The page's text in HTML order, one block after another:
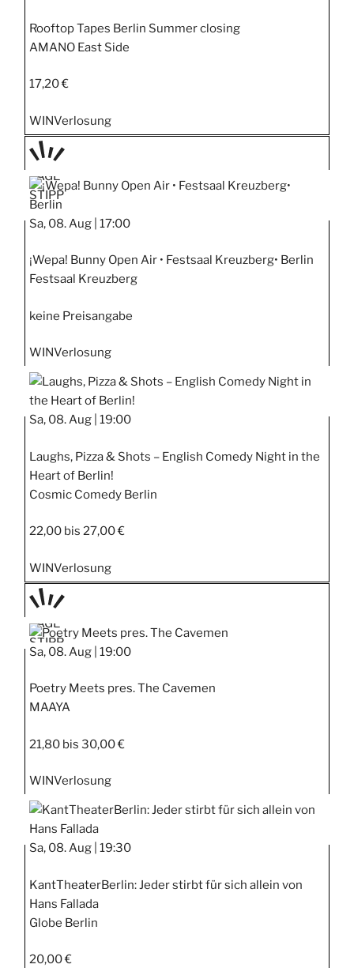
Rooftop Tapes Berlin Summer closing
AMANO East Side
17,20 €
WINVerlosung
TAGE
STIPP
Sa, 08. Aug | 17:00
¡Wepa! Bunny Open Air • Festsaal Kreuzberg• Berlin
Festsaal Kreuzberg
keine Preisangabe
WINVerlosung
Sa, 08. Aug | 19:00
Laughs, Pizza & Shots – English Comedy Night in the
Heart of Berlin!
Cosmic Comedy Berlin
22,00 bis 27,00 €
WINVerlosung
TAGE
STIPP
Sa, 08. Aug | 19:00
Poetry Meets pres. The Cavemen
MAAYA
21,80 bis 30,00 €
WINVerlosung
Sa, 08. Aug | 19:30
KantTheaterBerlin: Jeder stirbt für sich allein von
Hans Fallada
Globe Berlin
20,00 €